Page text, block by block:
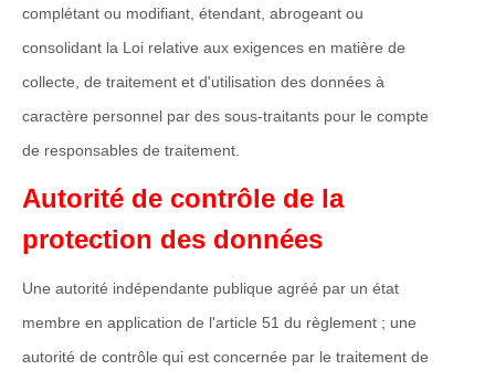
complétant ou modifiant, étendant, abrogeant ou
consolidant la Loi relative aux exigences en matière de
collecte, de traitement et d'utilisation des données à
caractère personnel par des sous-traitants pour le compte
de responsables de traitement.
Autorité de contrôle de la
protection des données
Une autorité indépendante publique agréé par un état
membre en application de l'article 51 du règlement ; une
autorité de contrôle qui est concernée par le traitement de